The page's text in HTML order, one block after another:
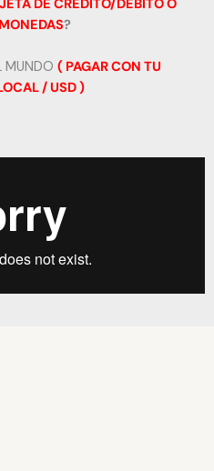
DE CREDITO/DEBITO O
?
MUNDO ( PAGAR CON TU
/ USD )